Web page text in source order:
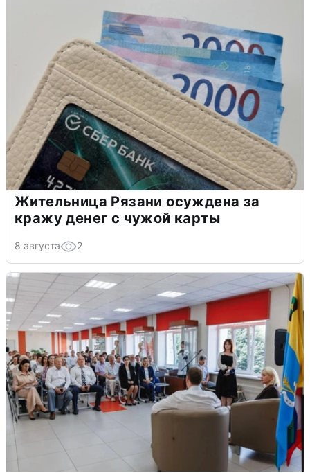
Жительница Рязани осуждена за
кражу денег с чужой карты
8 августа 2